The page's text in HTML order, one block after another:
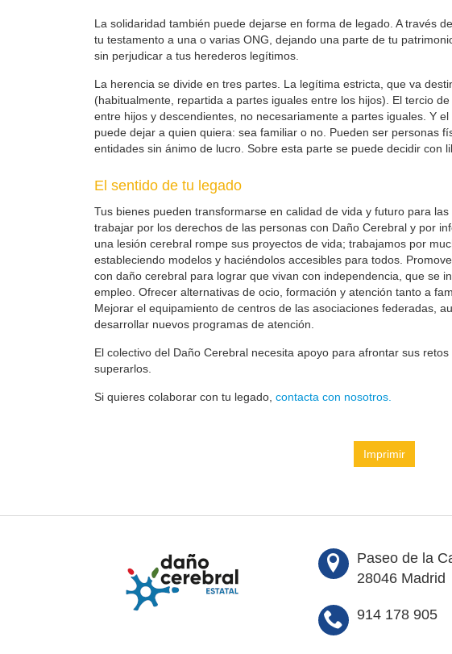
La solidaridad también puede dejarse en forma de legado. A través
tu testamento a una o varias ONG, dejando una parte de tu
sin perjudicar a tus herederos legítimos.
La herencia se divide en tres partes. La legítima estricta, que va
(habitualmente, repartida a partes iguales entre los hijos). El tercio
entre hijos y descendientes, no necesariamente a partes iguales. Y
puede dejar a quien quiera: sea familiar o no. Pueden ser personas
entidades sin ánimo de lucro. Sobre esta parte se puede decidir con
El sentido de tu legado
Tus bienes pueden transformarse en calidad de vida y futuro para
trabajar por los derechos de las personas con Daño Cerebral y por
una lesión cerebral rompe sus proyectos de vida; trabajamos por
estableciendo modelos y haciéndolos accesibles para todos.
con daño cerebral para lograr que vivan con independencia, que se
empleo. Ofrecer alternativas de ocio, formación y atención tanto a
Mejorar el equipamiento de centros de las asociaciones federadas,
desarrollar nuevos programas de atención.
El colectivo del Daño Cerebral necesita apoyo para afrontar sus
superarlos.
Si quieres colaborar con tu legado, contacta con nosotros.
Imprimir
Paseo de la
28046 Madrid
914 178 905